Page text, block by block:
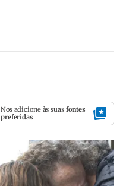
Nos adicione às suas fontes
preferidas